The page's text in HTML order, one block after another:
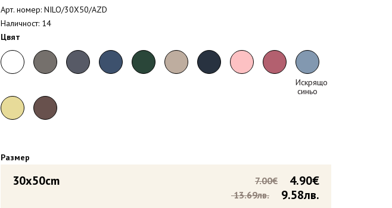
Арт. номер: NILO/30X50/AZD
Наличност: 14
Цвят
Искрящо
синьо
Размер
30x50cm 4.90€
7.00€
9.58лв.
13.69лв.